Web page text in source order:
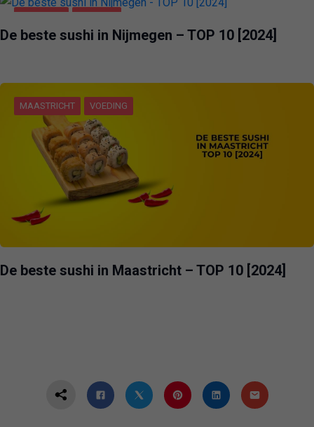
De beste sushi in Nijmegen – TOP 10 [2024]
MAASTRICHT VOEDING
De beste sushi in Maastricht – TOP 10 [2024]